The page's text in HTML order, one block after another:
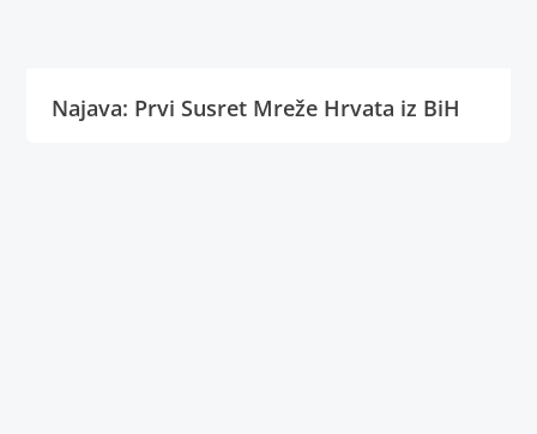
Najava: Prvi Susret Mreže Hrvata iz BiH